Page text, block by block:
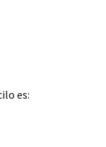
es: